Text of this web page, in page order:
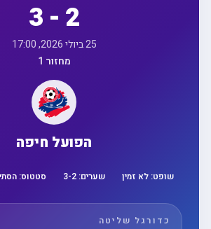
3 - 2
25 ביולי 2026, 17:00
מחזור 1
הפועל חיפה
שופט:לא זמין שערים: 3 -2 סטטוס:הסתיים
כדורגל שליטה